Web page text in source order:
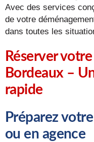
Avec des services
de votre
dans toutes les
Réserver
Bordeaux –
rapide
Préparez
ou en agence